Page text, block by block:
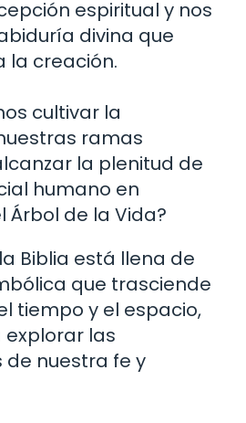
espiritual y nos
divina que
la creación.
cultivar la
ramas
la plenitud de
humano en
Árbol de la Vida?
Biblia está llena de
que trasciende
tiempo y el espacio,
las
nuestra fe y